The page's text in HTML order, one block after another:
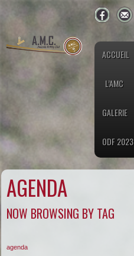
ACCUEIL
L’AMC
GALERIE
ODF 2023
AGENDA
NOW BROWSING BY TAG
agenda